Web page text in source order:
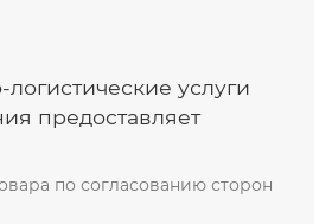
услуги
предоставляет
по согласованию сторон